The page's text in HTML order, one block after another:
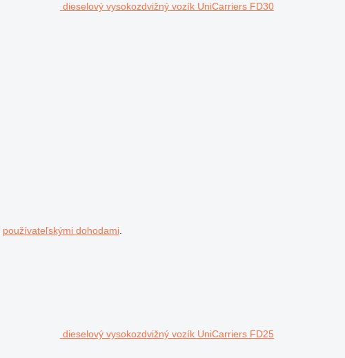
dieselový vysokozdvižný vozík UniCarriers FD30
používateľskými dohodami.
dieselový vysokozdvižný vozík UniCarriers FD25